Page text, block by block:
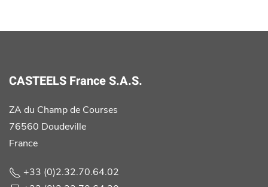
CASTEELS France S.A.S.
ZA du Champ de Courses
76560 Doudeville
France
+33 (0)2.32.70.64.02